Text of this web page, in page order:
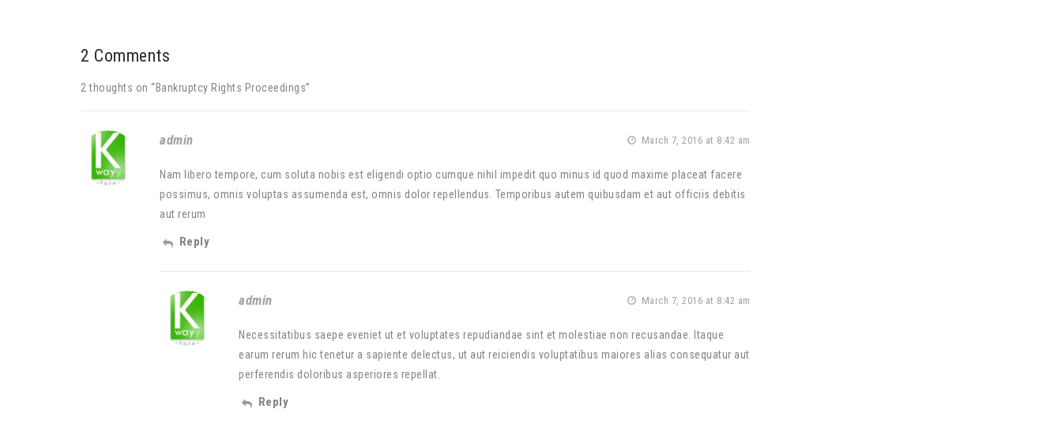
2 Comments
2 thoughts on “Bankruptcy Rights Proceedings”
admin March 7, 2016 at 8:42 am
Nam libero tempore, cum soluta nobis est eligendi optio cumque nihil impedit quo minus id quod maxime placeat facere
possimus, omnis voluptas assumenda est, omnis dolor repellendus. Temporibus autem quibusdam et aut officiis debitis
aut rerum
Reply
admin March 7, 2016 at 8:42 am
Necessitatibus saepe eveniet ut et voluptates repudiandae sint et molestiae non recusandae. Itaque
earum rerum hic tenetur a sapiente delectus, ut aut reiciendis voluptatibus maiores alias consequatur aut
perferendis doloribus asperiores repellat.
Reply